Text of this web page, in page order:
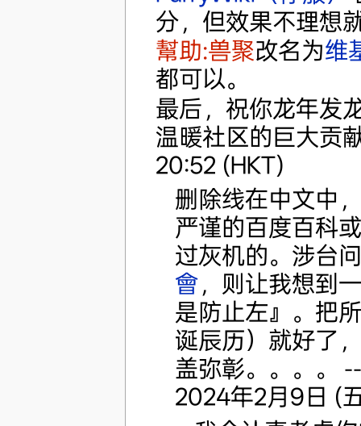
分，但效果不理想
幫助:兽聚改名为维
都可以。
最后，祝你龙年发
温暖社区的巨大贡
20:52 (HKT)
删除线在中文中
严谨的百度百科
过灰机的。涉台
會‎，则让我想到
是防止左』。把
诞辰历）就好了
盖弥彰。。。。
2024年2月9日 (